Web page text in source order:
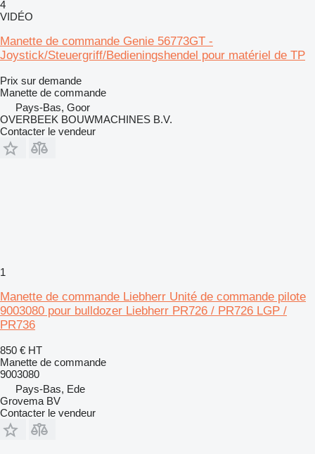
4
VIDÉO
Manette de commande Genie 56773GT -
Joystick/Steuergriff/Bedieningshendel pour matériel de TP
Prix sur demande
Manette de commande
Pays-Bas, Goor
OVERBEEK BOUWMACHINES B.V.
Contacter le vendeur
1
Manette de commande Liebherr Unité de commande pilote
9003080 pour bulldozer Liebherr PR726 / PR726 LGP /
PR736
850 € HT
Manette de commande
9003080
Pays-Bas, Ede
Grovema BV
Contacter le vendeur